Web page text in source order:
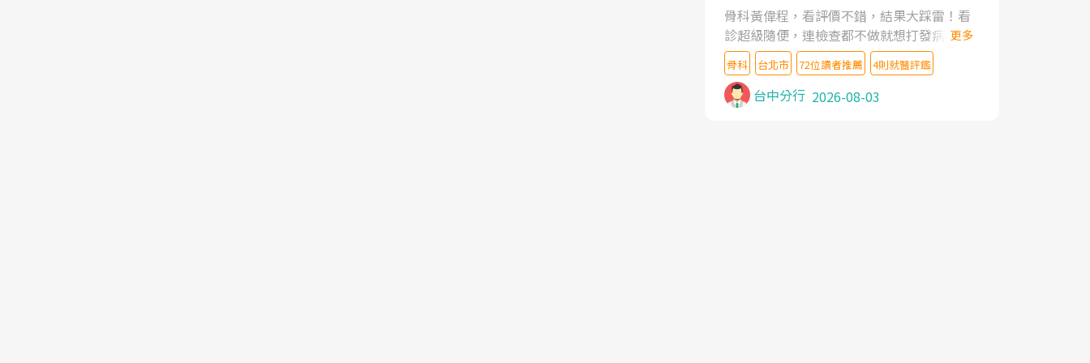
家,上網搜尋杜主任相關文章新聞跟網路評價
之後,下定決心飛回台北找杜醫師診治. 杜主
任的乾針跟增生治療真的很厲害,第一次乾針
就覺得整個肩頸鬆開,回家特別好睡,經過幾次
治療,長年頑疾已經好了大半,杜主任除了打針
超厲害,還會一直交代要改善姿勢跟好好做運
骨科黃偉程，看評價不錯，結果大踩雷！看
診超級隨便，連檢查都不做就想打發病人，
還好大的官威 ... 想詢問病情還被陰陽怪氣嘲
諷一番。可能好評帶來的大頭症，變得自負
不尊重病人。醫術也不行，畢竟連檢查都懶
得做，治療會有用才怪。大家避雷吧！
更多
骨科 台北市 72位讀者推薦 4則就醫評鑑
台中分行 2026-08-03